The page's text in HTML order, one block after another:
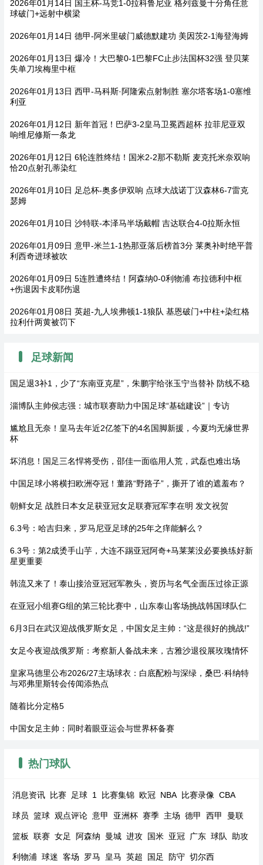
2026年01月14日 国王杯-马竞1-0拉科鲁尼亚 格列兹曼十分角任意
球破门+远射中横梁
2026年01月14日 德甲-阿米里破门威德默建功 美因茨2-1海登海姆
2026年01月13日 爆冷！大巴黎0-1巴黎FC止步法国杯32强 登贝莱
失单刀埃梅里中框
2026年01月13日 西甲-马科斯·阿隆索点射制胜 塞尔塔客场1-0塞维
利亚
2026年01月12日 新年首冠！巴萨3-2皇马卫冕西超杯 拉菲尼亚双
响维尼修斯一条龙
2026年01月12日 6轮连胜终结！国米2-2那不勒斯 麦克托米奈双响
恰20点射孔蒂染红
2026年01月10日 足总杯-奥多伊双响 点球大战诺丁汉森林6-7雷克
瑟姆
2026年01月10日 沙特联-本泽马半场戴帽 吉达联合4-0拉斯永恒
2026年01月09日 意甲-米兰1-1热那亚落后榜首3分 莱奥补时绝平普
利西奇进球被吹
2026年01月09日 5连胜遭终结！阿森纳0-0利物浦 布拉德利中框
+伤退因卡皮耶伤退
2026年01月08日 英超-九人埃弗顿1-1狼队 基恩破门+中柱+染红格
拉利什两黄被罚下
足球新闻
国足退3补1，少了“东南亚克星”，朱鹏宇给张玉宁当替补 防线不稳
淄博队主帅侯志强：城市联赛助力中国足球“基础建设”｜专访
尴尬且无奈！皇马去年近2亿签下的4名国脚新援，今夏均无缘世界
杯
坏消息！国足三名悍将受伤，邵佳一面临用人荒，武磊也难出场
中国足球小将横扫欧洲夺冠！董路“野路子”，撕开了谁的遮羞布？
朝鲜女足 战胜日本女足获亚冠女足联赛冠军李在明 发文祝贺
6.3号：哈吉归来，罗马尼亚足球的25年之痒能解么？
6.3号：第2成烫手山芋，大连不踢亚冠阿奇+马莱莱没必要换练好新
星更重要
韩流又来了！泰山接洽亚冠冠军教头，资历与名气全面压过徐正源
在亚冠小组赛G组的第三轮比赛中，山东泰山客场挑战韩国球队仁
6月3日在武汉迎战俄罗斯女足，中国女足主帅：“这是很好的挑战!”
女足今夜迎战俄罗斯：考察新人备战未来，古雅沙退役展玫瑰情怀
皇家马德里公布2026/27主场球衣：白底配粉与深绿，桑巴·科纳特
与邓弗里斯转会传闻添热点
随着比分定格5
中国女足主帅：同时着眼亚运会与世界杯备赛
热门球队
消息资讯 比赛 足球 1 比赛集锦 欧冠 NBA 比赛录像 CBA
球员 篮球 观点评论 意甲 亚洲杯 赛季 主场 德甲 西甲 曼联
篮板 联赛 女足 阿森纳 曼城 进攻 国米 亚冠 广东 球队 助攻
利物浦 球迷 客场 罗马 皇马 英超 国足 防守 切尔西